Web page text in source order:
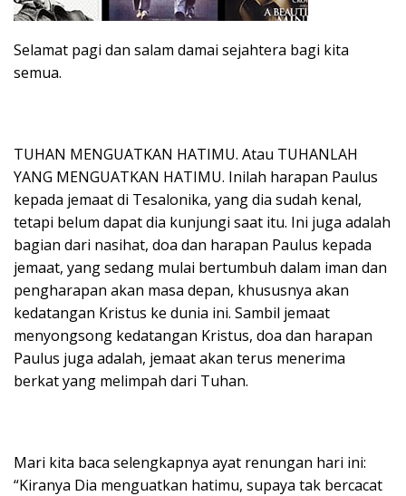
Selamat pagi dan salam damai sejahtera bagi kita
semua.
TUHAN MENGUATKAN HATIMU. Atau TUHANLAH
YANG MENGUATKAN HATIMU. Inilah harapan Paulus
kepada jemaat di Tesalonika, yang dia sudah kenal,
tetapi belum dapat dia kunjungi saat itu. Ini juga adalah
bagian dari nasihat, doa dan harapan Paulus kepada
jemaat, yang sedang mulai bertumbuh dalam iman dan
pengharapan akan masa depan, khususnya akan
kedatangan Kristus ke dunia ini. Sambil jemaat
menyongsong kedatangan Kristus, doa dan harapan
Paulus juga adalah, jemaat akan terus menerima
berkat yang melimpah dari Tuhan.
Mari kita baca selengkapnya ayat renungan hari ini:
“Kiranya Dia menguatkan hatimu, supaya tak bercacat